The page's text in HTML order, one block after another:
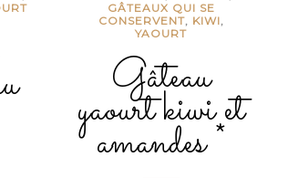
GÂTEAUX QUI SE
CONSERVENT, KIWI,
YAOURT
Gâteau
yaourt kiwi et
amandes *